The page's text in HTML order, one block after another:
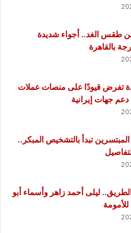
طقس الغد.. أجواء شديدة
تفرض قيودًا على منصات عملات
جهات إيرانية
تبدأ بالتشخيص المبكر..
ليلى أحمد زاهر وأسماء أبو
للأمومة